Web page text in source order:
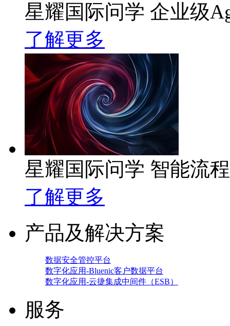
星耀国际问学 企业级
了解更多
星耀国际问学 智能流
了解更多
产品及解决方案
数据安全管控平台
数字化应用-Bluenic客户数据平台
数字化应用-云捷集成中间件（ESB）
服务